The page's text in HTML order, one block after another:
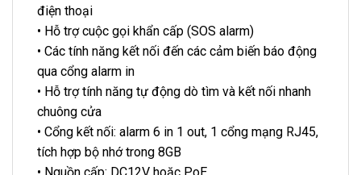
điện thoại
• Hỗ trợ cuộc gọi khẩn cấp (SOS alarm)
• Các tính năng kết nối đến các cảm biến báo động
qua cổng alarm in
• Hỗ trợ tính năng tự động dò tìm và kết nối nhanh
chuông cửa
• Cổng kết nối: alarm 6 in 1 out, 1 cổng mạng RJ45,
tích hợp bộ nhớ trong 8GB